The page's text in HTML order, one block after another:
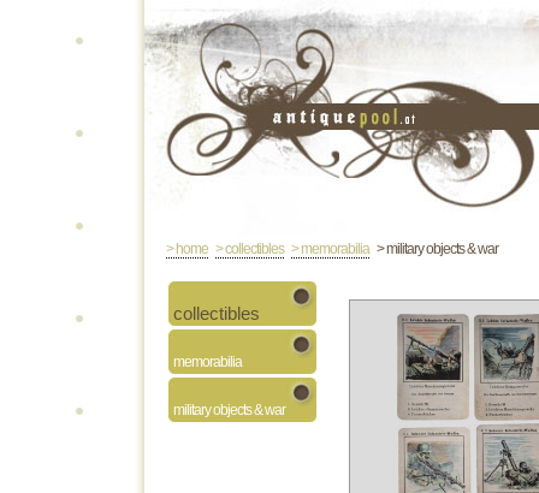
> home > collectibles > memorabilia> military objects & war
collectibles
memorabilia
military objects & war